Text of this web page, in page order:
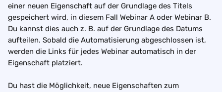
einer neuen Eigenschaft auf der Grundlage des Titels
gespeichert wird, in diesem Fall Webinar A oder Webinar B.
Du kannst dies auch z. B. auf der Grundlage des Datums
aufteilen. Sobald die Automatisierung abgeschlossen ist,
werden die Links für jedes Webinar automatisch in der
Eigenschaft platziert.
Du hast die Möglichkeit, neue Eigenschaften zum